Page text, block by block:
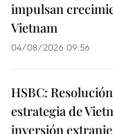
impulsan
Vietnam
04/08/2026 09:56
HSBC:
estrategia de
inversión